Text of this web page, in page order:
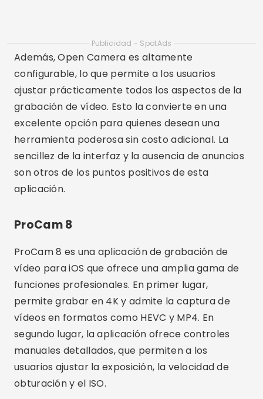
segundo lugar, la aplicación ofrece controles
manuales detallados, que permiten a los
usuarios ajustar la exposición, la velocidad de
obturación y el ISO.
Además, ProCam 8 tiene varias opciones de
estabilización de imagen y soporte para
grabación en cámara lenta. La interfaz intuitiva y
las opciones de personalización hacen de esta
aplicación una opción popular entre los usuarios
de iPhone que buscan calidad profesional en sus
TORDO MÚSICO
MAVIS es una aplicación de grabación de vídeo
para iOS que ofrece funcionalidad avanzada
para cineastas y profesionales del vídeo. En
primer lugar, permite la grabación en 4K con
una amplia gama de controles manuales,
incluidos el enfoque, la exposición y el balance
de blancos. En segundo lugar, la aplicación
admite la grabación a diferentes velocidades de